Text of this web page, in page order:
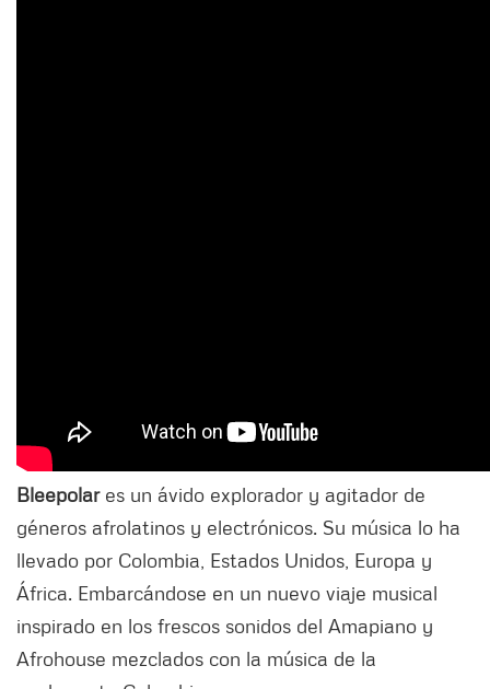
Bleepolares un ávido explorador y agitador de
géneros afrolatinos y electrónicos. Su música lo ha
llevado por Colombia, Estados Unidos, Europa y
África. Embarcándose en un nuevo viaje musical
inspirado en los frescos sonidos del Amapiano y
Afrohouse mezclados con la música de la